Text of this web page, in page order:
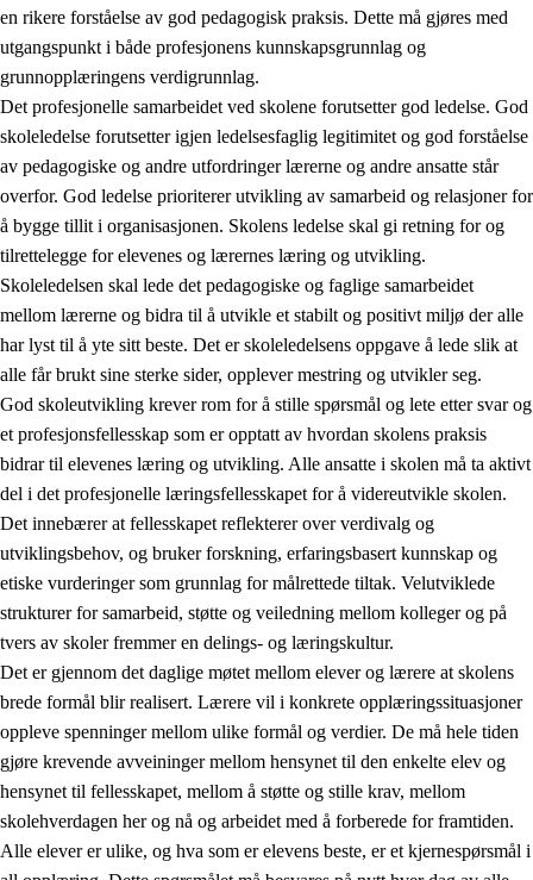
en rikere forståelse av god pedagogisk praksis. Dette må gjøres med
utgangspunkt i både profesjonens kunnskapsgrunnlag og
grunnopplæringens verdigrunnlag.
Det profesjonelle samarbeidet ved skolene forutsetter god ledelse. God
skoleledelse forutsetter igjen ledelsesfaglig legitimitet og god forståelse
av pedagogiske og andre utfordringer lærerne og andre ansatte står
overfor. God ledelse prioriterer utvikling av samarbeid og relasjoner for
å bygge tillit i organisasjonen. Skolens ledelse skal gi retning for og
tilrettelegge for elevenes og lærernes læring og utvikling.
Skoleledelsen skal lede det pedagogiske og faglige samarbeidet
mellom lærerne og bidra til å utvikle et stabilt og positivt miljø der alle
har lyst til å yte sitt beste. Det er skoleledelsens oppgave å lede slik at
alle får brukt sine sterke sider, opplever mestring og utvikler seg.
God skoleutvikling krever rom for å stille spørsmål og lete etter svar og
et profesjonsfellesskap som er opptatt av hvordan skolens praksis
bidrar til elevenes læring og utvikling. Alle ansatte i skolen må ta aktivt
del i det profesjonelle læringsfellesskapet for å videreutvikle skolen.
Det innebærer at fellesskapet reflekterer over verdivalg og
utviklingsbehov, og bruker forskning, erfaringsbasert kunnskap og
etiske vurderinger som grunnlag for målrettede tiltak. Velutviklede
strukturer for samarbeid, støtte og veiledning mellom kolleger og på
tvers av skoler fremmer en delings- og læringskultur.
Det er gjennom det daglige møtet mellom elever og lærere at skolens
brede formål blir realisert. Lærere vil i konkrete opplæringssituasjoner
oppleve spenninger mellom ulike formål og verdier. De må hele tiden
gjøre krevende avveininger mellom hensynet til den enkelte elev og
hensynet til fellesskapet, mellom å støtte og stille krav, mellom
skolehverdagen her og nå og arbeidet med å forberede for framtiden.
Alle elever er ulike, og hva som er elevens beste, er et kjernespørsmål i